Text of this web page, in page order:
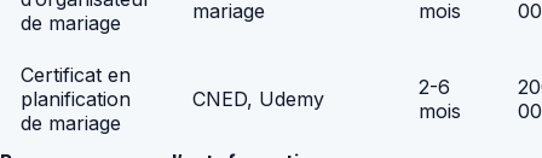
de mariage
mariage mois
Certificat en
planification
de mariage
CNED, Udemy
2-6
mois